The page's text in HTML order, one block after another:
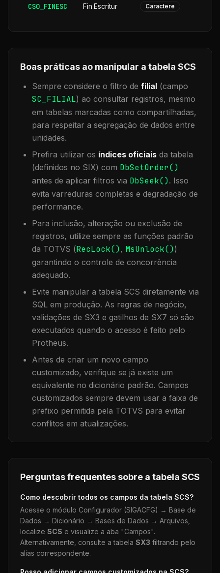
CS0_FINESC Fin.Escritur Caractere
Boas práticas ao manipular a tabela SCS
Sempre considere o filtro de filial (campo
SC_FILIAL) ao consultar registros, mesmo
em tabelas marcadas como compartilhadas,
para respeitar a segregação de dados entre
unidades.
Prefira utilizar os índices oficiais da tabela
(definidos no SIX) com DbSetOrder()
antes de aplicar filtros via DbSeek(). Isso
evita varreduras completas e degradação de
performance.
Para inclusão, alteração ou exclusão de
registros, utilize sempre as funções padrão
da TOTVS (RecLock(), MsUnlock())
garantindo o controle de concorrência
adequado.
Evite manipular a tabela SCS diretamente via
SQL em produção. As regras de negócio,
validações de SX3 e gatilhos de SX7 só são
executados quando o acesso é feito pelo
Protheus.
Antes de criar um novo campo
customizado, verifique se já existe um
equivalente no dicionário padrão. Campos
customizados sempre devem usar a faixa de
prefixo permitida pela TOTVS para evitar
conflitos em atualizações.
Perguntas frequentes sobre a tabela SCS
Como descobrir todos os campos da tabela SCS?
Acesse o módulo Configurador (SIGACFG) → Base de
Dados → Dicionário → Bases de Dados → Arquivos,
localize SCS e visualize a aba "Campos".
Alternativamente, consulte a tabela SX3 filtrando pelo
alias correspondente.